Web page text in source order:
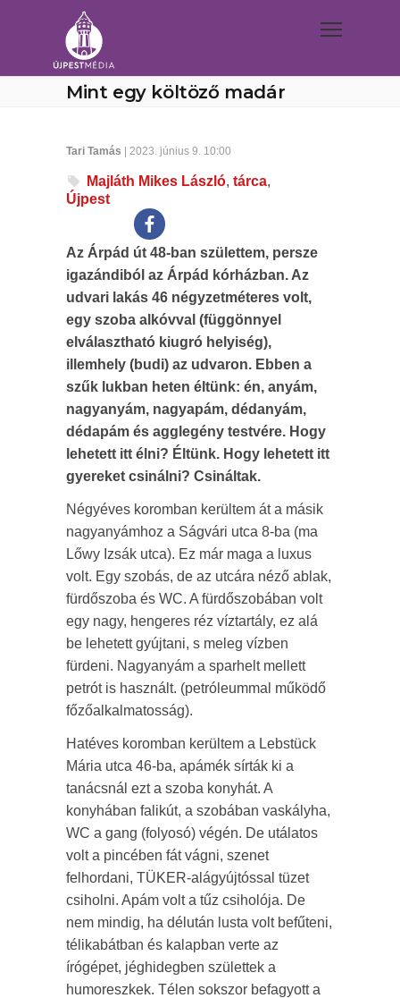
Mint egy költöző madár
Tari Tamás | 2023. június 9. 10:00
Majláth Mikes László, tárca,
Újpest
Az Árpád út 48-ban születtem, persze
igazándiból az Árpád kórházban. Az
udvari lakás 46 négyzetméteres volt,
egy szoba alkóvval (függönnyel
elválasztható kiugró helyiség),
illemhely (budi) az udvaron. Ebben a
szűk lukban heten éltünk: én, anyám,
nagyanyám, nagyapám, dédanyám,
dédapám és agglegény testvére. Hogy
lehetett itt élni? Éltünk. Hogy lehetett itt
gyereket csinálni? Csináltak.
Négyéves koromban kerültem át a másik
nagyanyámhoz a Ságvári utca 8-ba (ma
Lőwy Izsák utca). Ez már maga a luxus
volt. Egy szobás, de az utcára néző ablak,
fürdőszoba és WC. A fürdőszobában volt
egy nagy, hengeres réz víztartály, ez alá
be lehetett gyújtani, s meleg vízben
fürdeni. Nagyanyám a sparhelt mellett
petrót is használt. (petróleummal működő
főzőalkalmatosság).
Hatéves koromban kerültem a Lebstück
Mária utca 46-ba, apámék sírták ki a
tanácsnál ezt a szoba konyhát. A
konyhában falikút, a szobában vaskályha,
WC a gang (folyosó) végén. De utálatos
volt a pincében fát vágni, szenet
felhordani, TÜKER-alágyújtóssal tüzet
csiholni. Apám volt a tűz csiholója. De
nem mindig, ha délután lusta volt befűteni,
télikabátban és kalapban verte az
írógépet, jéghidegben születtek a
humoreszkek. Télen sokszor befagyott a